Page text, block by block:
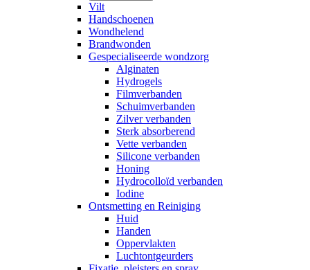
Vilt
Handschoenen
Wondhelend
Brandwonden
Gespecialiseerde wondzorg
Alginaten
Hydrogels
Filmverbanden
Schuimverbanden
Zilver verbanden
Sterk absorberend
Vette verbanden
Silicone verbanden
Honing
Hydrocolloïd verbanden
Iodine
Ontsmetting en Reiniging
Huid
Handen
Oppervlakten
Luchtontgeurders